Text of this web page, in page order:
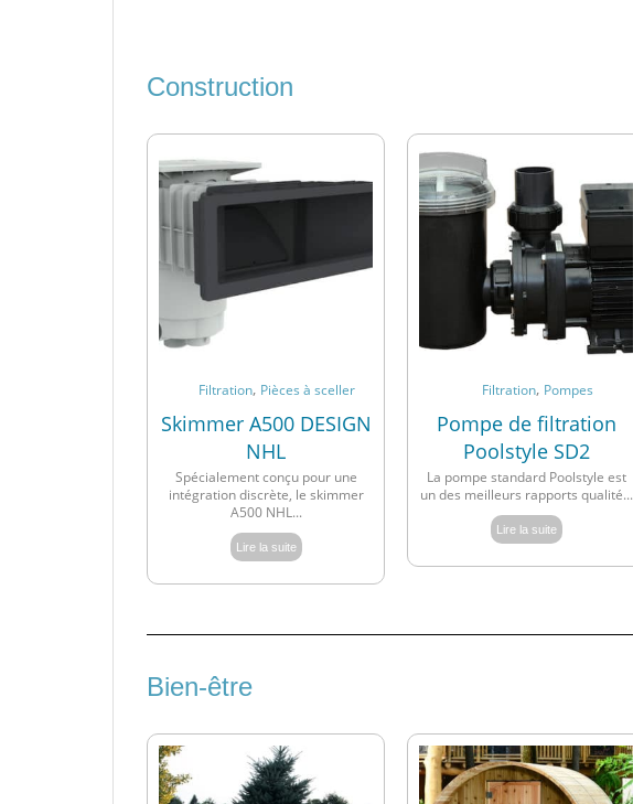
Construction
Filtration, Pièces à sceller
Skimmer A500 DESIGN
NHL
Spécialement conçu pour une
intégration discrète, le skimmer
A500 NHL...
Lire la suite
Filtration, Pompes
Pompe de filtration
Poolstyle SD2
La pompe standard Poolstyle est
un des meilleurs rapports qualité...
Lire la suite
Bien-être